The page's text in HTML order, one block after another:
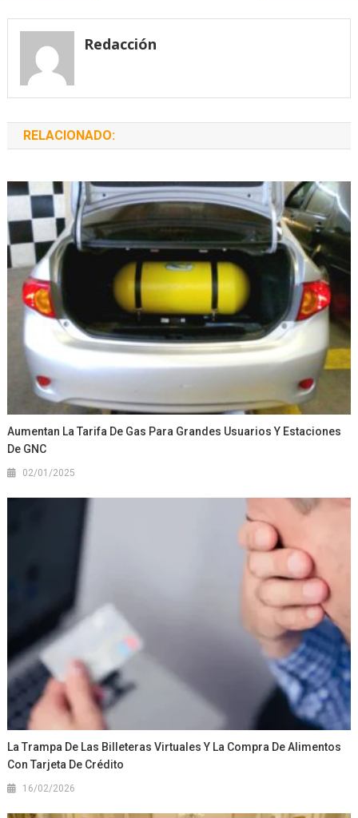
entradas
Redacción
RELACIONADO:
Aumentan La Tarifa De Gas Para Grandes Usuarios Y Estaciones
De GNC
02/01/2025
La Trampa De Las Billeteras Virtuales Y La Compra De Alimentos
Con Tarjeta De Crédito
16/02/2026